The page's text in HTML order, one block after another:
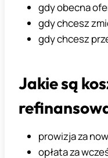
gdy obecna
gdy chcesz
gdy chcesz
Jakie są
prowizja za
opłata za